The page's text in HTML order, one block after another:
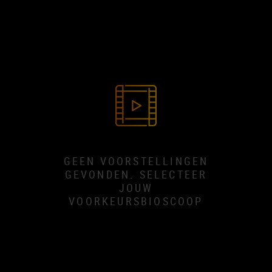
GEEN VOORSTELLINGEN
GEVONDEN. SELECTEER
JOUW
VOORKEURSBIOSCOOP